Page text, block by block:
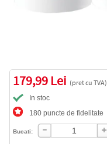
179,99 Lei (pret cu TVA)
In stoc
180 puncte de fidelitate
Bucati: